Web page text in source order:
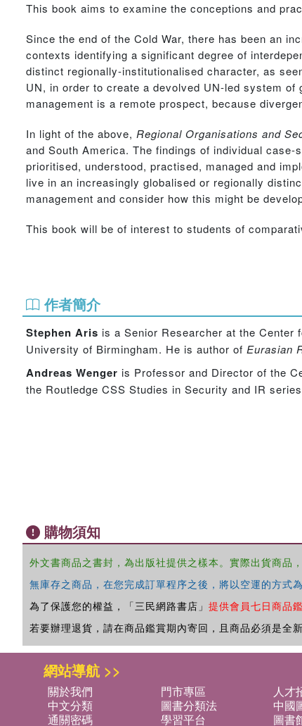
This book aims to examine the conceptions and
Since the end of the Cold War, there has been an
contexts identifying a significant degree of
distinct regionally-institutionalised character, as
UN, in order to create a devolved UN-led system
management is a remote prospect, because
In light of the above, Regional Organisations and
and South America. The findings of individual
prioritised, understood, practised, managed and
live in an increasingly globalised or regionally
management and consider how this might be
This book will be of interest to students of
作者簡介
Stephen Aris is a Senior Researcher at the Center
University of Birmingham. He is author of Eurasian
Andreas Wenger is Professor and Director of the
the Routledge CSS Studies in Security and IR
購物須知
外文書商品之書封，為出版社提供之樣本。實際出貨商品
無庫存之商品，在您完成訂單程序之後，將以空運的方式
為了保護您的權益，「三民網路書店」 提供會員七日商品
若要辦理退貨，請在商品鑑賞期內寄回，且商品必須是全
網站導航 >>
關於我們 門市專區 人才
中文分類
圖書分類法 中國
通關密碼
學習平台 圖書